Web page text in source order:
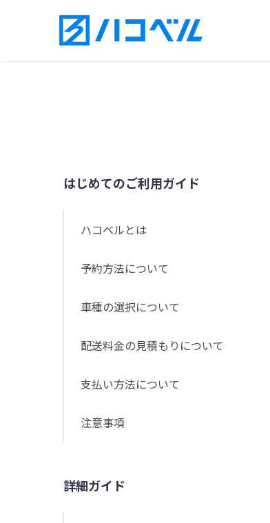
はじめてのご利用ガイド
ハコベルとは
予約方法について
車種の選択について
配送料金の見積もりについて
支払い方法について
注意事項
詳細ガイド